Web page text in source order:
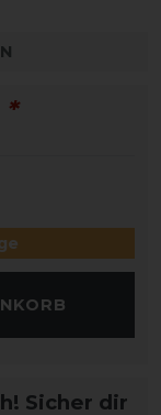
*
Sicher dir